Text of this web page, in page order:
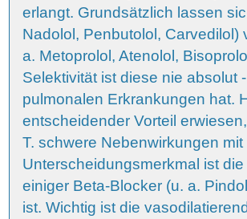
erlangt. Grundsätzlich lassen
Nadolol, Penbutolol,
a. Metoprolol, Atenolol,
Selektivität ist diese nie absolut
pulmonalen Erkrankungen hat.
entscheidender Vorteil
T. schwere Nebenwirkungen
Unterscheidungsmerkmal ist
einiger Beta-Blocker (u. a.
ist. Wichtig ist die